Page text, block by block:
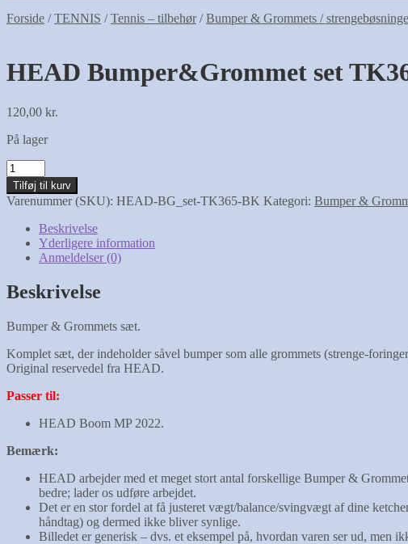
Forside /TENNIS /Tennis – tilbehør/Bumper & Grommets /
HEAD Bumper&Grommet set
120,00 kr.
På lager
HEAD
Bumper&Grommet
set
TK365
Black
antal
Tilføj til kurv
Varenummer (SKU): HEAD-BG_set-TK365-BK Kategori: Bumper &
Beskrivelse
Yderligere information
Anmeldelser (0)
Beskrivelse
Bumper & Grommets sæt.
Komplet sæt, der indeholder såvel bumper som alle grommets (strenge-
Original reservedel fra HEAD.
Passer til:
HEAD Boom MP 2022.
Bemærk:
HEAD arbejder med et meget stort antal forskellige Bumper &
bedre; lader os udføre arbejdet.
Det er en stor fordel at få justeret vægt/balance/svingvægt af dine
håndtag) og dermed ikke bliver synlige.
Billedet er generisk – dvs. et eksempel på, hvordan varen ser ud, men